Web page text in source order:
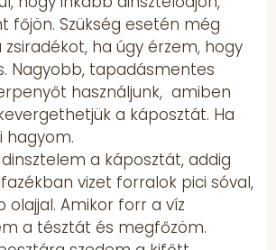
főjön. Szükség esetén még
ha úgy érzem, hogy
Nagyobb, tapadásmentes
használjunk, amiben
a káposztát. Ha
hagyom.
a káposztát, addig
vizet forralok pici sóval,
olajjal. Amikor forr a víz
a tésztát és megfőzöm.